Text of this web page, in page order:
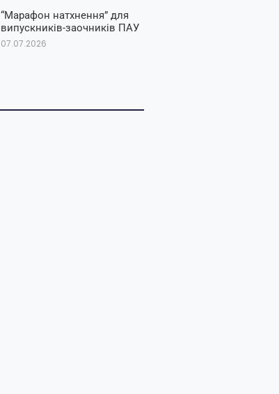
“Марафон натхнення” для
випускників-заочників ПАУ
07.07.2026